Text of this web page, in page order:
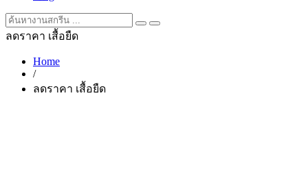
ลดราคา เสื้อยืด
Home
/
ลดราคา เสื้อยืด